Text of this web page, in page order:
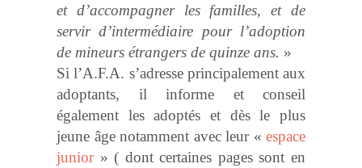
et d’accompagner les familles, et de
servir d’intermédiaire pour l’adoption
de mineurs étrangers de quinze ans. »
Si l’A.F.A. s’adresse principalement aux
adoptants, il informe et conseil
également les adoptés et dès le plus
jeune âge notamment avec leur « espace
junior» ( dont certaines pages sont en